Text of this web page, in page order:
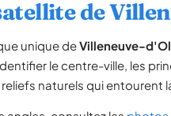
de
unique deVilleneuve-
le centre-ville, les
naturels qui entourent